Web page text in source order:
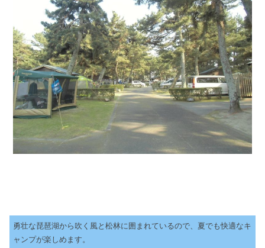
勇壮な琵琶湖から吹く風と松林に囲まれているので、夏でも快適なキ
ャンプが楽しめます。